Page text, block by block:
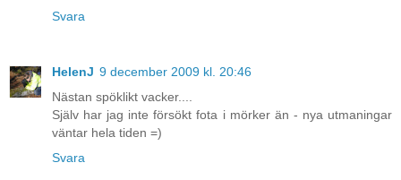
Svara
HelenJ 9 december 2009 kl. 20:46
Nästan spöklikt vacker....
Själv har jag inte försökt fota i mörker än - nya utmaningar
väntar hela tiden =)
Svara